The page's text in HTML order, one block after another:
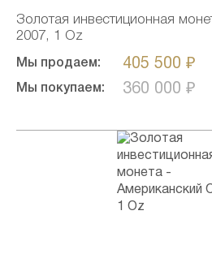
Золотая инвестиционная
2007, 1 Oz
Мы продаем: 405 500 ₽
Мы покупаем: 360 000 ₽